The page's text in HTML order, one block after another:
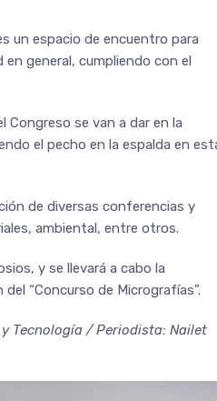
un espacio de encuentro para
general, cumpliendo con el
se van a dar en la
el pecho en la espalda en
de diversas conferencias y
ambiental, entre otros.
y se llevará a cabo la
“Concurso de Micrografías”.
Tecnología / Periodista: Nailet